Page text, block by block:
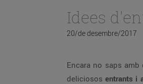
Idees
20/de desembre/2017
Encara no saps
deliciosos entrants i